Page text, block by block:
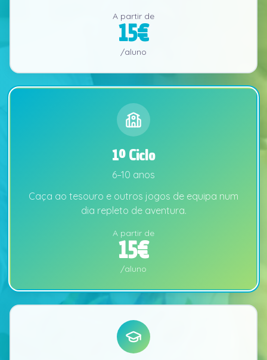
A partir de
15€
/aluno
1º Ciclo
6–10 anos
Caça ao tesouro e outros jogos de equipa num
dia repleto de aventura.
A partir de
15€
/aluno